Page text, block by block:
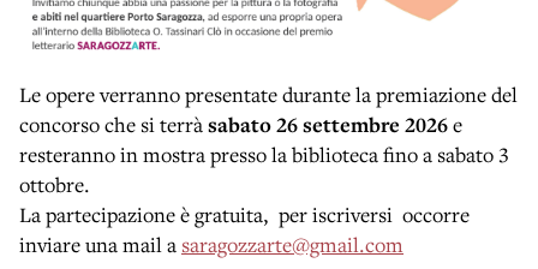
Le opere verranno presentate durante la premiazione del
concorso che si terràsabato 26 settembre 2026e
resteranno in mostra presso la biblioteca fino a sabato 3
ottobre.
La partecipazione è gratuita, per iscriversi occorre
inviare una mail a saragozzarte@gmail.com